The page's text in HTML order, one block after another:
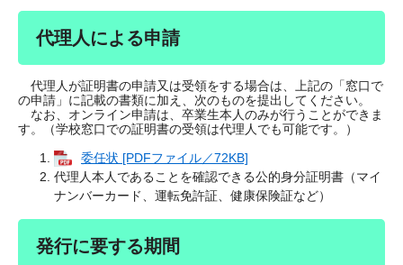
代理人による申請
代理人が証明書の申請又は受領をする場合は、上記の「窓口で
の申請」に記載の書類に加え、次のものを提出してください。
なお、オンライン申請は、卒業生本人のみが行うことができま
す。（学校窓口での証明書の受領は代理人でも可能です。）
委任状 [PDFファイル／72KB]
代理人本人であることを確認できる公的身分証明書（マイ
ナンバーカード、運転免許証、健康保険証など）
発行に要する期間